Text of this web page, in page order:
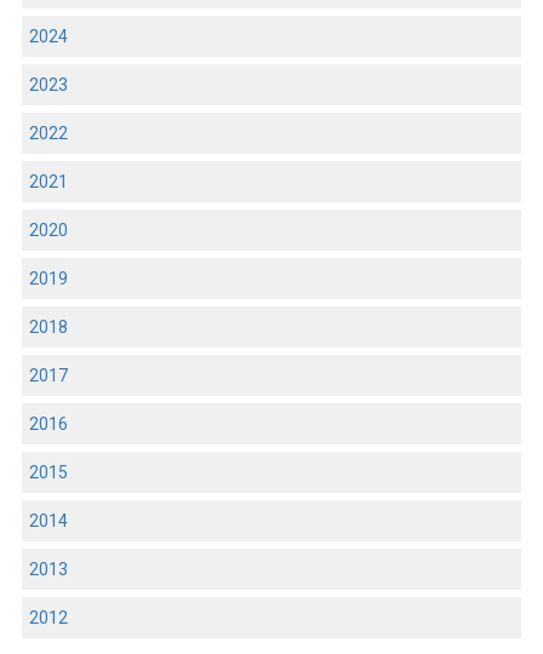
2024
2023
2022
2021
2020
2019
2018
2017
2016
2015
2014
2013
2012